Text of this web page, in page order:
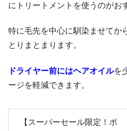
にトリートメントを使うのがお
特に毛先を中心に馴染ませてか
とりまとまります。
ドライヤー前にはヘアオイルを
ージを軽減できます。
【スーパーセール限定！ポ